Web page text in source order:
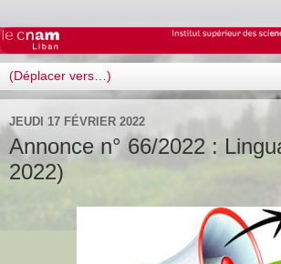
JEUDI 17 FÉVRIER 2022
Annonce n° 66/2022 :
2022)